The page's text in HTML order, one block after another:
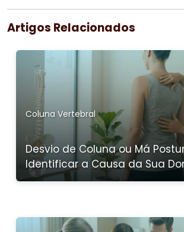
Artigos Relacionados
Coluna Vertebral
Desvio de Coluna ou Má
Identificar a Causa da Sua